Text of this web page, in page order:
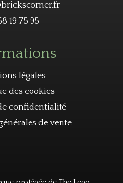
19 75 95
légales
des cookies
confidentialité
de vente